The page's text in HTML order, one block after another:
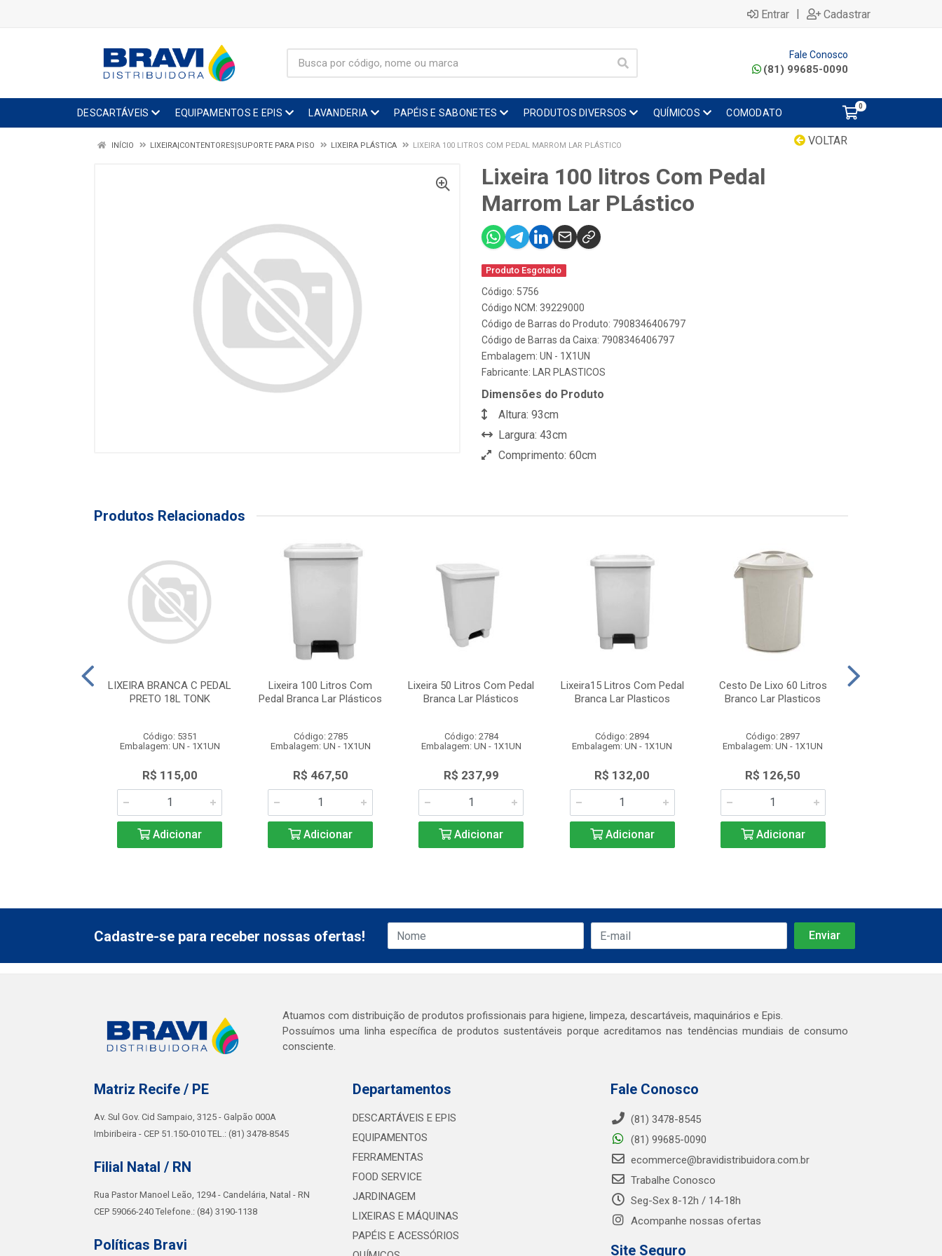
Entrar | Cadastrar
Fale Conosco
(81) 99685-0090
DESCARTÁVEIS EQUIPAMENTOS E EPIS LAVANDERIA PAPÉIS E SABONETES PRODUTOS DIVERSOS QUÍMICOS COMODATO
0
VOLTAR
INÍCIO LIXEIRA|CONTENTORES|SUPORTE PARA PISO LIXEIRA PLÁSTICA LIXEIRA 100 LITROS COM PEDAL MARROM LAR PLÁSTICO
Lixeira 100 litros Com Pedal
Marrom Lar PLástico
Produto Esgotado
Código: 5756
Código NCM: 39229000
Código de Barras do Produto: 7908346406797
Código de Barras da Caixa: 7908346406797
Embalagem: UN - 1X1UN
Fabricante:
LAR PLASTICOS
Dimensões do Produto
Altura: 93cm
Largura: 43cm
Comprimento: 60cm
Produtos Relacionados
LIXEIRA BRANCA C PEDAL
PRETO 18L TONK
Código: 5351
Embalagem: UN - 1X1UN
R$ 115,00
Adicionar
Lixeira 100 Litros Com
Pedal Branca Lar Plásticos
Código: 2785
Embalagem: UN - 1X1UN
R$ 467,50
Adicionar
Lixeira 50 Litros Com Pedal
Branca Lar Plásticos
Código: 2784
Embalagem: UN - 1X1UN
R$ 237,99
Adicionar
Lixeira15 Litros Com Pedal
Branca Lar Plasticos
Código: 2894
Embalagem: UN - 1X1UN
R$ 132,00
Adicionar
Cesto De Lixo 60 Litros
Branco Lar Plasticos
Código: 2897
Embalagem: UN - 1X1UN
R$ 126,50
Adicionar
Cadastre-se para receber nossas ofertas!
Atuamos com distribuição de produtos profissionais para higiene, limpeza, descartáveis, maquinários e Epis.
Possuímos uma linha específica de produtos sustentáveis porque acreditamos nas tendências mundiais de consumo
consciente.
Matriz Recife / PE
Av. Sul Gov. Cid Sampaio, 3125 - Galpão 000A
Imbiribeira - CEP 51.150-010 TEL.: (81) 3478-8545
Filial Natal / RN
Rua Pastor Manoel Leão, 1294 - Candelária, Natal - RN
CEP 59066-240 Telefone.: (84) 3190-1138
Políticas Bravi
Departamentos
DESCARTÁVEIS E EPIS
EQUIPAMENTOS
FERRAMENTAS
FOOD SERVICE
JARDINAGEM
LIXEIRAS E MÁQUINAS
PAPÉIS E ACESSÓRIOS
Fale Conosco
(81) 3478-8545
(81) 99685-0090
ecommerce@bravidistribuidora.com.br
Trabalhe Conosco
Seg-Sex 8-12h / 14-18h
Acompanhe nossas ofertas
Site Seguro